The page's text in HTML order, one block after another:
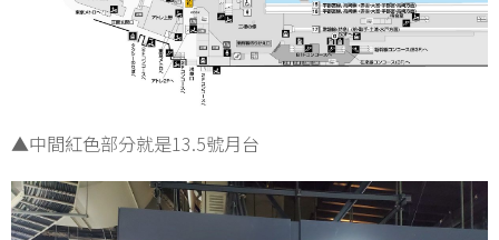
▲中間紅色部分就是13.5號月台